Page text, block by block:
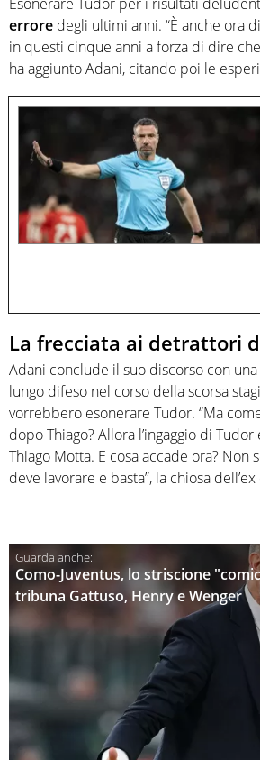
errore degli ultimi anni. “È anche ora
in questi cinque anni a forza di dire
ha aggiunto Adani, citando poi le
La frecciata ai detrattori
Adani conclude il suo discorso con una
lungo difeso nel corso della scorsa
vorrebbero esonerare Tudor. “Ma
dopo Thiago? Allora l’ingaggio di
Thiago Motta. E cosa accade ora?
deve lavorare e basta”, la chiosa
Como-Juventus, lo striscione
tribuna Gattuso, Henry e Wenger